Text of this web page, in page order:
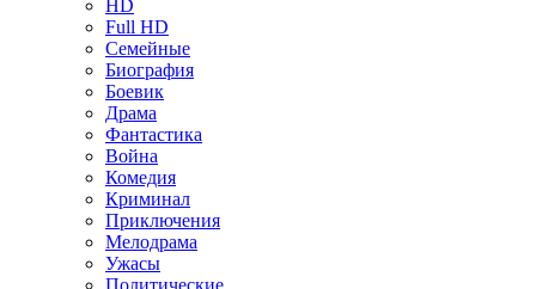
HD
Full HD
Семейные
Биография
Боевик
Драма
Фантастика
Война
Комедия
Криминал
Приключения
Мелодрама
Ужасы
Политические